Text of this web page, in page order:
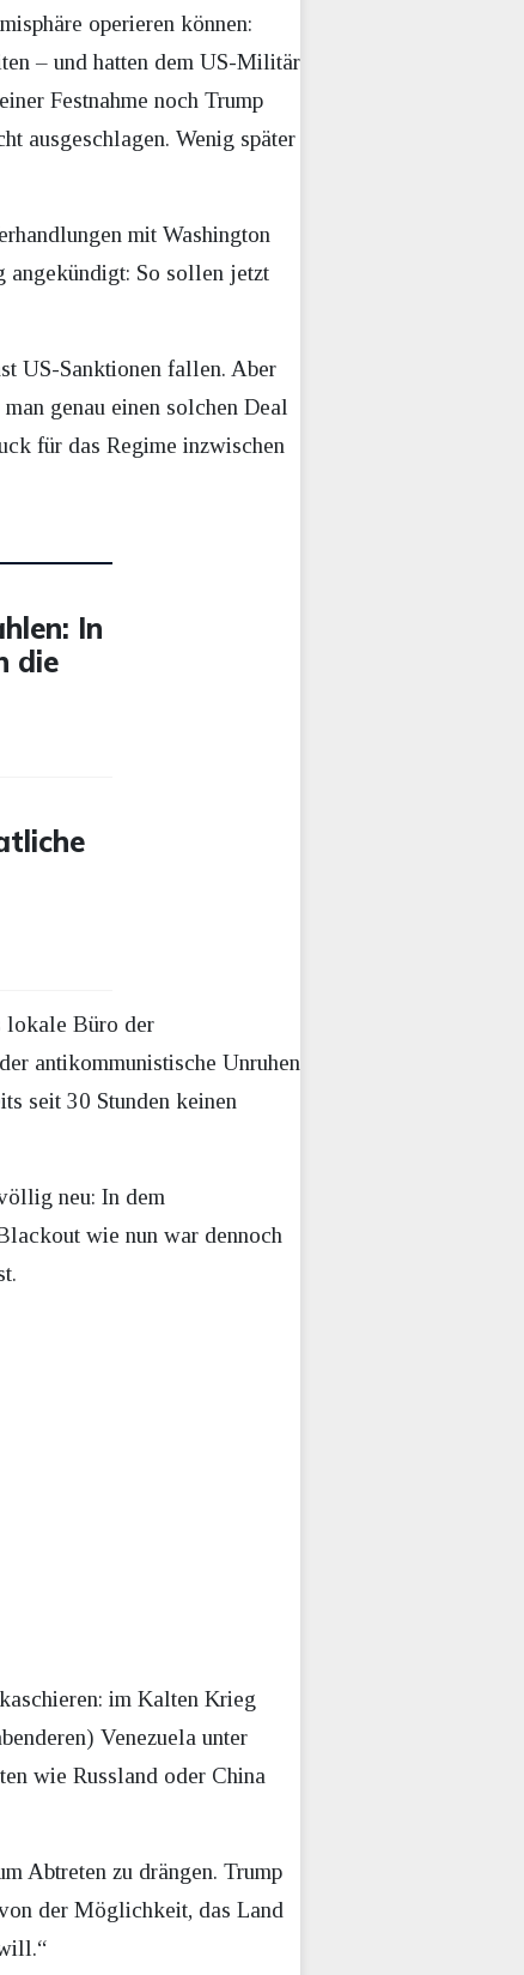
operieren können:
– und hatten dem US-Militär
Festnahme noch Trump
ausgeschlagen. Wenig später
mit Washington
angekündigt: So sollen jetzt
US-Sanktionen fallen. Aber
genau einen solchen Deal
für das Regime inzwischen
In
die
lokale Büro der
antikommunistische Unruhen
seit 30 Stunden keinen
neu: In dem
wie nun war dennoch
im Kalten Krieg
Venezuela unter
wie Russland oder China
Abtreten zu drängen. Trump
der Möglichkeit, das Land